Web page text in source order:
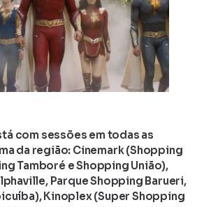
com sessões em todas as
da região: Cinemark (Shopping
Tamboré e Shopping União),
Parque Shopping Barueri,
Kinoplex (Super Shopping